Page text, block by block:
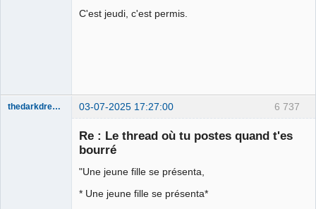
C'est jeudi, c'est permis.
6 737
thedarkdreamer 03-07-2025 17:27:00
Re : Le thread où tu postes quand t'es
bourré
"Une jeune fille se présenta,
* Une jeune fille se présenta*